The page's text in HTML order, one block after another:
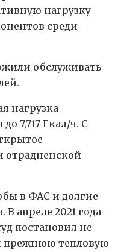
нагрузку
среди
обслуживать
нагрузка
до 7,717 Гкал/ч. С
отрадненской
в ФАС и долгие
В апреле 2021 года
постановил не
прежнюю тепловую